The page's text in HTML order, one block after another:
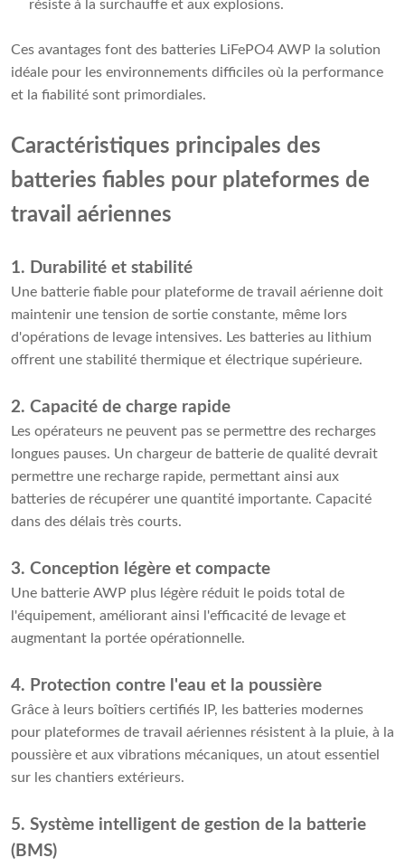
résiste à la surchauffe et aux explosions.
Ces avantages font des batteries LiFePO4 AWP la solution
idéale pour les environnements difficiles où la performance
et la fiabilité sont primordiales.
Caractéristiques principales des
batteries fiables pour plateformes de
travail aériennes
1. Durabilité et stabilité
Une batterie fiable pour plateforme de travail aérienne doit
maintenir une tension de sortie constante, même lors
d'opérations de levage intensives. Les batteries au lithium
offrent une stabilité thermique et électrique supérieure.
2. Capacité de charge rapide
Les opérateurs ne peuvent pas se permettre des recharges
longues pauses. Un chargeur de batterie de qualité devrait
permettre une recharge rapide, permettant ainsi aux
batteries de récupérer une quantité importante. Capacité
dans des délais très courts.
3. Conception légère et compacte
Une batterie AWP plus légère réduit le poids total de
l'équipement, améliorant ainsi l'efficacité de levage et
augmentant la portée opérationnelle.
4. Protection contre l'eau et la poussière
Grâce à leurs boîtiers certifiés IP, les batteries modernes
pour plateformes de travail aériennes résistent à la pluie, à la
poussière et aux vibrations mécaniques, un atout essentiel
sur les chantiers extérieurs.
5. Système intelligent de gestion de la batterie
(BMS)